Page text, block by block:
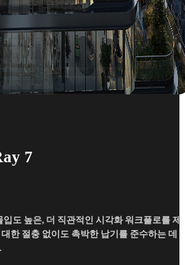
7
도 높은, 더 직관적인 시각화 워크플로를 제
한 절충 없이도 촉박한 납기를 준수하는 데